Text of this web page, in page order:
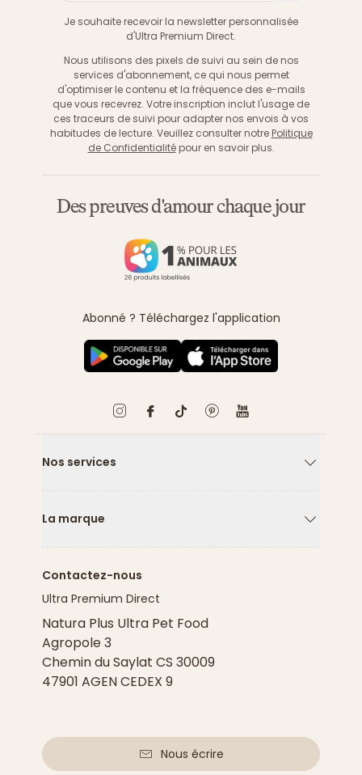
Je souhaite recevoir la newsletter personnalisée
d'Ultra Premium Direct.
Nous utilisons des pixels de suivi au sein de nos
services d'abonnement, ce qui nous permet
d'optimiser le contenu et la fréquence des e-mails
que vous recevrez. Votre inscription inclut l'usage de
ces traceurs de suivi pour adapter nos envois à vos
habitudes de lecture. Veuillez consulter notre Politique
de Confidentialitépour en savoir plus.
Des preuves d'amour chaque jour
Abonné ? Téléchargez l'application
Nos services
La marque
Contactez-nous
Ultra Premium Direct
Natura Plus Ultra Pet Food
Agropole 3
Chemin du Saylat CS 30009
47901 AGEN CEDEX 9
Nous écrire